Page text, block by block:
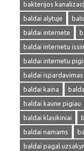
bakterijos
baldai alytuje
baldai internete
baldai internetu
baldai internetu
baldai ispardavimas
baldai kaina
baldai kaune pigiau
baldai klasikiniai
baldai namams
baldai pagal